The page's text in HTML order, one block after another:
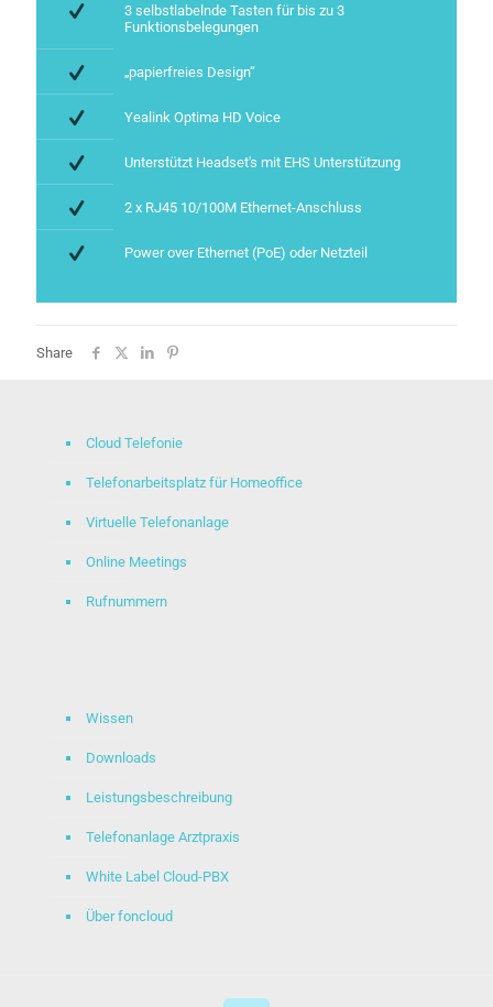
3 selbstlabelnde Tasten für bis zu 3
Funktionsbelegungen
„papierfreies Design“
Yealink Optima HD Voice
Unterstützt Headset's mit EHS Unterstützung
2 x RJ45 10/100M Ethernet-Anschluss
Power over Ethernet (PoE) oder Netzteil
Share
Cloud Telefonie
Telefonarbeitsplatz für Homeoffice
Virtuelle Telefonanlage
Online Meetings
Rufnummern
Wissen
Downloads
Leistungsbeschreibung
Telefonanlage Arztpraxis
White Label Cloud-PBX
Über foncloud